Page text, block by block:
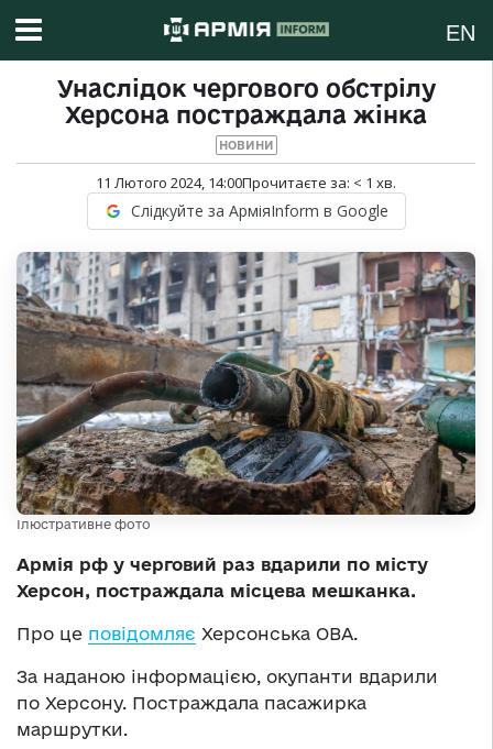
EN
Унаслідок чергового обстрілу
Херсона постраждала жінка
НОВИНИ
11 Лютого 2024, 14:00Прочитаєте за: < 1 хв.
Слідкуйте за АрміяInform в Google
Ілюстративне фото
Армія рф у черговий раз вдарили по місту
Херсон, постраждала місцева мешканка.
Про це повідомляє Херсонська ОВА.
За наданою інформацією, окупанти вдарили
по Херсону. Постраждала пасажирка
маршрутки.